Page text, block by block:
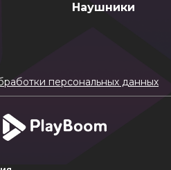
Наушники
персональных данных
cookie